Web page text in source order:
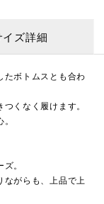
イズ詳細
たボトムスとも合わ
くなく履けます。
。
ながらも、上品で上